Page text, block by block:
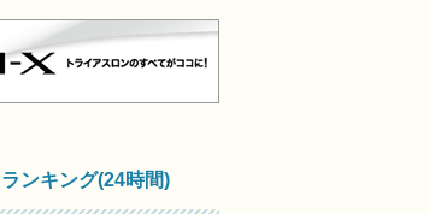
ンキング(24時間)